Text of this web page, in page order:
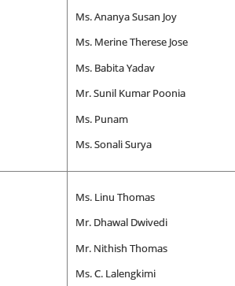
Ms. Ananya Susan Joy
Ms. Merine Therese Jose
Ms. Babita Yadav
Mr. Sunil Kumar Poonia
Ms. Punam
Ms. Sonali Surya
Ms. Linu Thomas
Mr. Dhawal Dwivedi
Mr. Nithish Thomas
Ms. C. Lalengkimi